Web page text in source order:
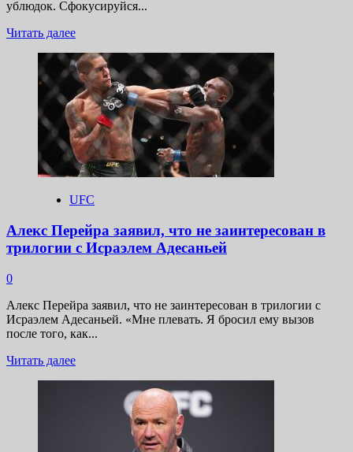
ублюдок. Сфокусируйся...
Читать далееПрочитать
о
Пэдди
Пимблетт
обратился
к
Рафаэлю
Дос
Аньосу
UFC
Алекс Перейра заявил, что не заинтересован в
трилогии с Исраэлем Адесаньей
0
Алекс Перейра заявил, что не заинтересован в трилогии с
Исраэлем Адесаньей. «Мне плевать. Я бросил ему вызов
после того, как...
Читать далееПрочитать